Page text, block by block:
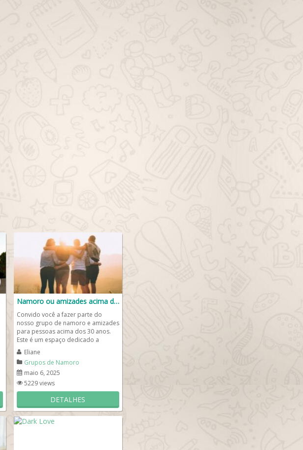
Namoro ou amizades acima dos 30
Convido você a fazer parte do
nosso grupo de namoro e amizades
para pessoas acima dos 30 anos.
Este é um espaço dedicado a
quem...Eliane
Grupos de Namoro
maio 6, 2025
5229 views
DETALHES